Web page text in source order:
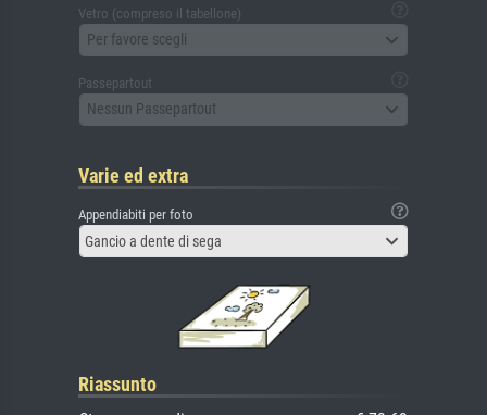
Vetro (compreso il tabellone)
Per favore scegli
Passepartout
Nessun Passepartout
Varie ed extra
Appendiabiti per foto
Gancio a dente di sega
Riassunto